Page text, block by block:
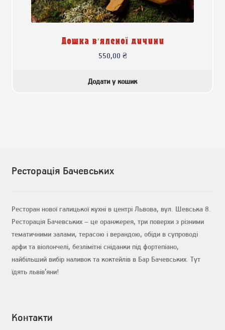
Дошка в’яленої дичини
550,00 ₴
Додати у кошик
Ресторація Бачевських
Ресторан нової галицької кухні в центрі Львова, вул. Шевська 8.
Ресторація Бачевських – це оранжерея, три поверхи з різними
тематичними залами, терасою і верандою, обіди в супроводі
арфи та віолончелі, безлімітні сніданки під фортепіано,
найбільший вибір наливок та коктейлів в Бар Бачевських. Тут
їдять львів’яни!
Контакти